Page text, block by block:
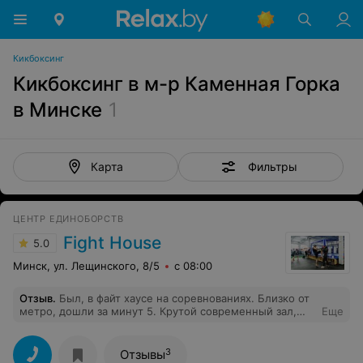
Кикбоксинг
Кикбоксинг в м-р Каменная Горка
в Минске 1
Карта Фильтры
ЦЕНТР ЕДИНОБОРСТВ
5.0 Fight House
Минск, ул. Лещинского, 8/5 с 08:00
Отзыв. Был, в файт хаусе на соревнованиях. Близко от
метро, дошли за минут 5. Крутой современный зал,
мешков, есть апперкотные подушки. Зал большой и
просторный, с зеркалами. Раздевалки со шкафчиками,
Еще
Отзывы3